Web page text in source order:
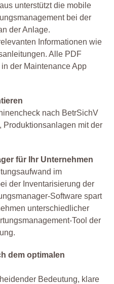
unterstützt die mobile
bei der
der Anlage.
Informationen wie
Alle PDF
der Maintenance App
nach BetrSichV
Produktionsanlagen mit der
für Ihr Unternehmen
im
der Inventarisierung der
Software spart
unterschiedlicher
Tool der
dem optimalen
Bedeutung, klare